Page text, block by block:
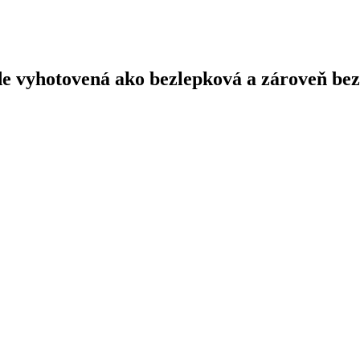
vyhotovená ako bezlepková a zároveň